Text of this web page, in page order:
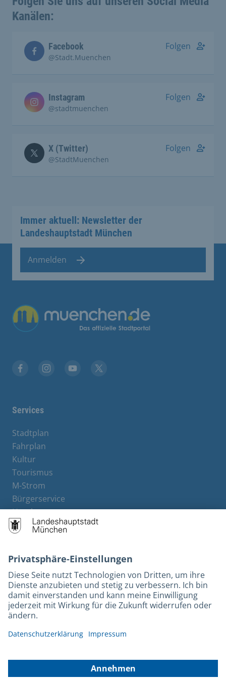
Kanälen:
Facebook
@Stadt.Muenchen
Folgen
Instagram
@stadtmuenchen
Folgen
X (Twitter)
@StadtMuenchen
Folgen
Immer aktuell: Newsletter der
Landeshauptstadt München
Anmelden
Services
Stadtplan
Fahrplan
Kultur
Tourismus
M-Strom
Bürgerservice
Hotels
Barrierefreiheit
Leichte Sprache
Gebärdensprache
Datenschutz
Impressum